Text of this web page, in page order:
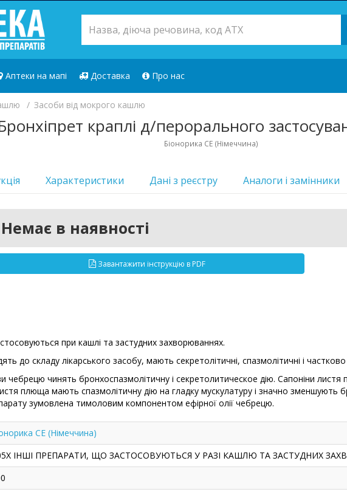
Аптеки на мапі Доставка Про нас
Засоби від мокрого кашлю
краплі д/перорального
Біонорика СЕ (Німеччина)
Характеристики Дані з реєстру Аналоги i замінники
Немає в наявності
Завантажити інструкцію в PDF
при кашлі та застудних захворюваннях.
до складу лікарського засобу, мають секретолітичні, спазмолітичні і
чебрецю чинять бронхоспазмолітичну і секретолитическое дію. Сапоніни
плюща мають спазмолітичну дію на гладку мускулатуру і значно зменшують
зумовлена ​​тимоловим компонентом ефірної олії чебрецю.
СЕ (Німеччина)
ІНШІ ПРЕПАРАТИ, ЩО ЗАСТОСОВУЮТЬСЯ У РАЗІ КАШЛЮ ТА ЗАСТУДНИХ